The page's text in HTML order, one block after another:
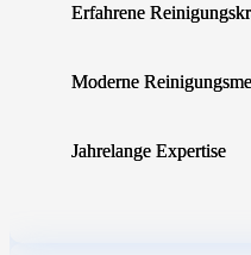
Erfahrene
Moderne
Jahrelange Expertise